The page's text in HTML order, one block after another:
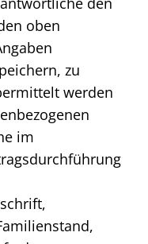
oben
zu
werden
im